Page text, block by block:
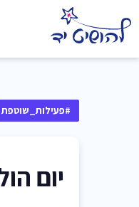
#פעילות_שוטפת
יום